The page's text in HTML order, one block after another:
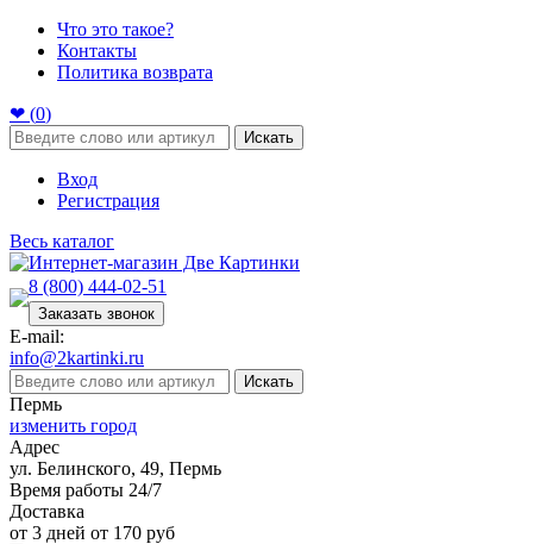
Что это такое?
Контакты
Политика возврата
❤ (0)
Искать
Вход
Регистрация
Весь каталог
8 (800) 444-02-51
Заказать звонок
E-mail:
info@2kartinki.ru
Искать
Пермь
изменить город
Адрес
ул. Белинского, 49, Пермь
Время работы 24/7
Доставка
от 3 дней от 170 руб